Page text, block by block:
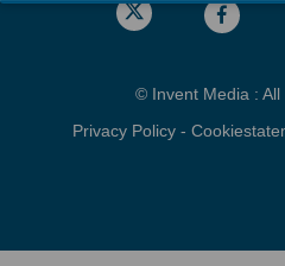
© Invent Media :
Privacy Policy-